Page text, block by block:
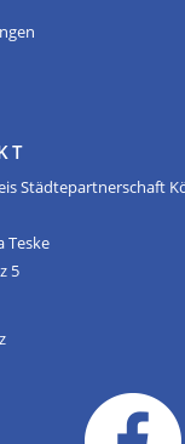
Städtepartnerschaft
Teske
5